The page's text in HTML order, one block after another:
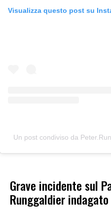
Visualizza questo post su
Un post condiviso da
Grave incidente sul
Runggaldier